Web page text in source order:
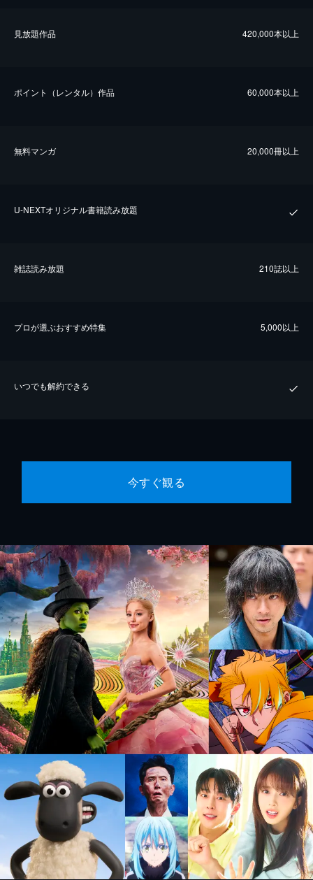
⾒放題作品 420,000本以上
ポイント（レンタル）作品 60,000本以上
無料マンガ 20,000冊以上
U-NEXTオリジナル書籍読み放題
雑誌読み放題 210誌以上
プロが選ぶおすすめ特集 5,000以上
いつでも解約できる
今すぐ観る